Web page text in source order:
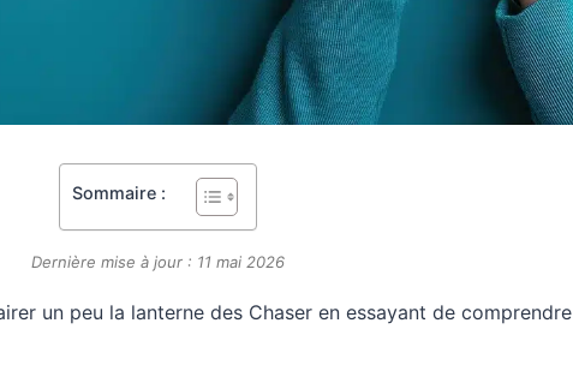
Sommaire :
Dernière mise à jour : 11 mai 2026
un peu la lanterne des Chaser en essayant de comprendre